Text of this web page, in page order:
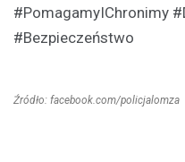
#PomagamyIChronimy
#Bezpieczeństwo
Źródło: facebook.com/policjalomza